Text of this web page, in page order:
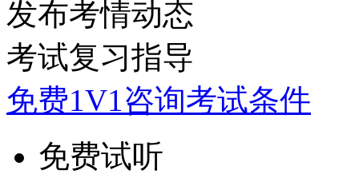
发布考情动态
考试复习指导
免费1V1咨询考试条件
免费试听